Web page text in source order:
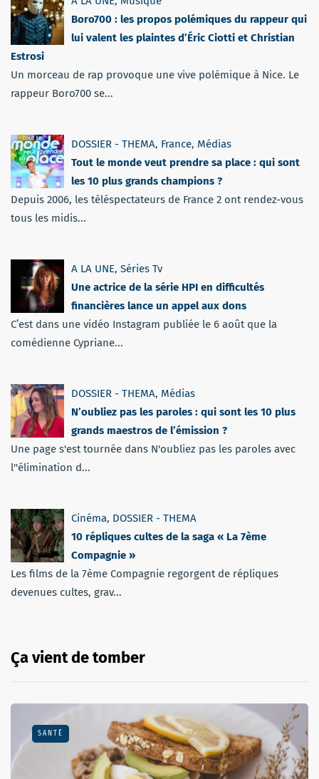
Boro700 : les propos polémiques du rappeur qui
lui valent les plaintes d’Éric Ciotti et Christian
Estrosi
Un morceau de rap provoque une vive polémique à Nice. Le
rappeur Boro700 se...
DOSSIER - THEMA, France, Médias
Tout le monde veut prendre sa place : qui sont
les 10 plus grands champions ?
Depuis 2006, les téléspectateurs de France 2 ont rendez-vous
tous les midis...
A LA UNE, Séries Tv
Une actrice de la série HPI en difficultés
financières lance un appel aux dons
C’est dans une vidéo Instagram publiée le 6 août que la
comédienne Cypriane...
DOSSIER - THEMA, Médias
N’oubliez pas les paroles : qui sont les 10 plus
grands maestros de l’émission ?
Une page s'est tournée dans N'oubliez pas les paroles avec
l''élimination d...
Cinéma, DOSSIER - THEMA
10 répliques cultes de la saga « La 7ème
Compagnie »
Les films de la 7ème Compagnie regorgent de répliques
devenues cultes, grav...
Ça vient de tomber
SANTÉ